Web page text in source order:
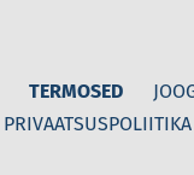
TERMOSED
PRIVAATSUSPOLIITIKA